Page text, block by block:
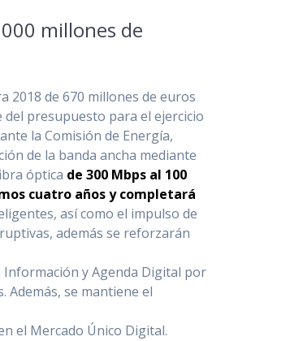
millones de
2018 de 670 millones de euros
presupuesto para el ejercicio
la Comisión de Energía,
de la banda ancha mediante
óptica de 300 Mbps al 100
cuatro años y completará
así como el impulso de
además se reforzarán
y Agenda Digital por
se mantiene el
el Mercado Único Digital.